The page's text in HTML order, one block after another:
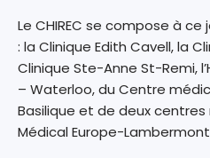
Le CHIREC se compose à
: la Clinique Edith Cavell, la
Clinique Ste-Anne St-Remi,
– Waterloo, du Centre
Basilique et de deux
Médical Europe-